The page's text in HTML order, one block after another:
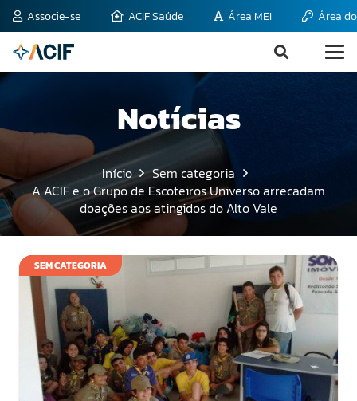
Associe-se ACIF Saúde Área MEI Área
Notícias
Início
Sem categoria
A ACIF e o Grupo de Escoteiros Universo arrecadam
doações aos atingidos do Alto Vale
SEM CATEGORIA